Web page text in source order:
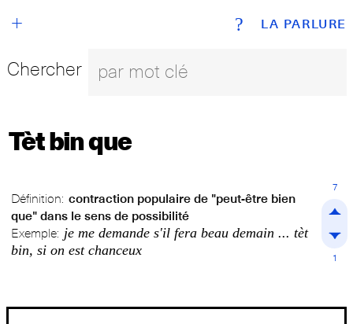
LA PARLURE
+ ?
Chercher
Tèt bin que
Définition: contraction populaire de "peut-être bien
que" dans le sens de possibilité
Exemple: je me demande s'il fera beau demain ... tèt
bin, si on est chanceux
7
1